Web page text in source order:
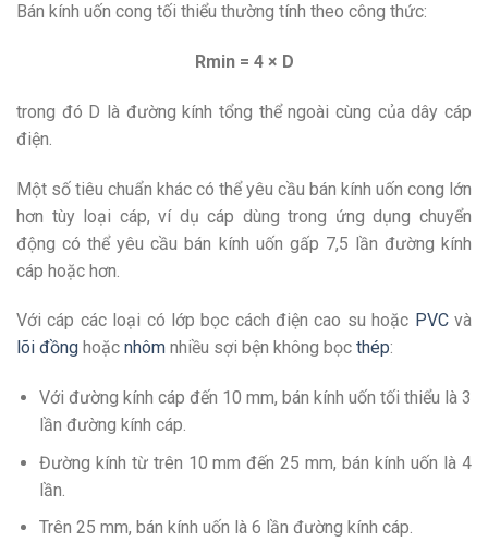
Bán kính uốn cong tối thiểu thường tính theo công thức:
Rmin = 4 × D
trong đó D là đường kính tổng thể ngoài cùng của dây cáp
điện.
Một số tiêu chuẩn khác có thể yêu cầu bán kính uốn cong lớn
hơn tùy loại cáp, ví dụ cáp dùng trong ứng dụng chuyển
động có thể yêu cầu bán kính uốn gấp 7,5 lần đường kính
cáp hoặc hơn.
Với cáp các loại có lớp bọc cách điện cao su hoặc PVCvà
lõi đồng hoặc nhôm nhiều sợi bện không bọc thép:
Với đường kính cáp đến 10 mm, bán kính uốn tối thiểu là 3
lần đường kính cáp.
Đường kính từ trên 10 mm đến 25 mm, bán kính uốn là 4
lần.
Trên 25 mm, bán kính uốn là 6 lần đường kính cáp.